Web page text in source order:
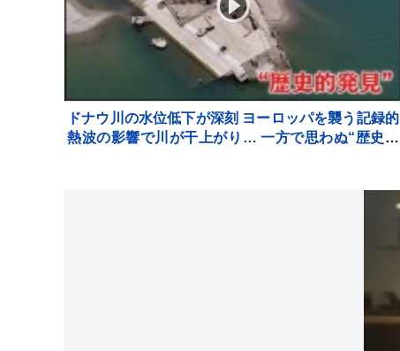
ドナウ川の水位低下が深刻 ヨーロッパを襲う記録的
熱波の影響で川が干上がり… 一方で思わぬ“歴史的